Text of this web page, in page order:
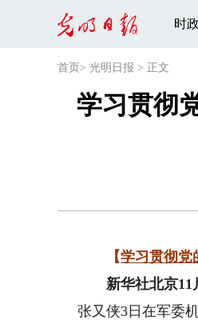
时政
首页 > 光明日报 > 正文
学习贯彻
【学习贯彻党
新华社北京11月
张又侠3日在军委